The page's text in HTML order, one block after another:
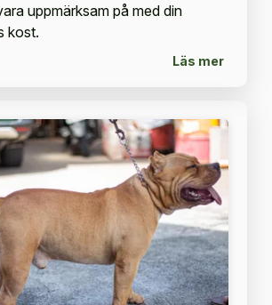
uppmärksam på med din
kost.
Läs mer